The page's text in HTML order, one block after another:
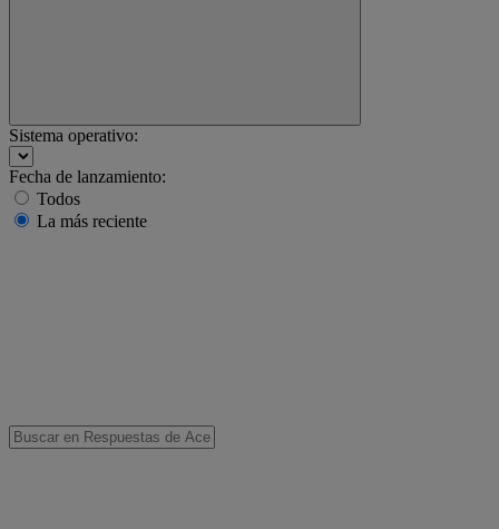
Sistema operativo:
Fecha de lanzamiento:
Todos
La más reciente